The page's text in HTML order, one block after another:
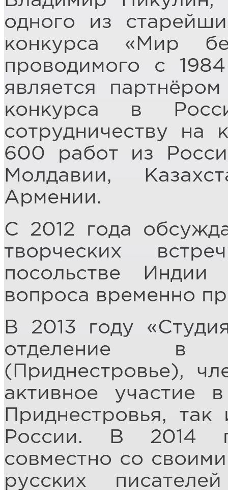
одного из
конкурса «Мир
проводимого с
является
конкурса в
сотрудничеству на
600 работ из
Молдавии,
Армении.
С 2012 года
творческих
посольстве
вопроса временно
В 2013 году
отделение в
(Приднестровье),
активное участие
Приднестровья,
России. В 2014
совместно со
русских